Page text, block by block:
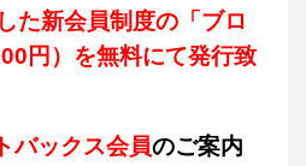
た新会員制度の「ブロ
円）を無料にて発行致
バックス会員のご案内